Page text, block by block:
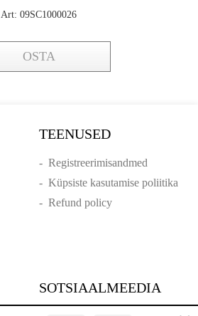
Art: 09SC1000026
OSTA
TEENUSED
- Registreerimisandmed
- Küpsiste kasutamise poliitika
- Refund policy
SOTSIAALMEEDIA